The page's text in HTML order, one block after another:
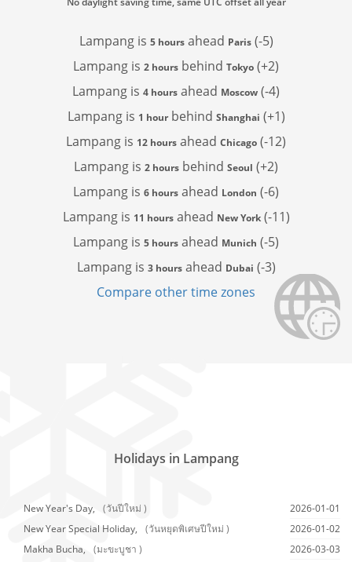
Lampang is 5 hoursahead Paris(-5)
Lampang is 2 hours behind Tokyo (+2)
Lampang is 4 hours ahead Moscow (-4)
Lampang is 1 hourbehind Shanghai (+1)
Lampang is 12 hours ahead Chicago (-12)
Lampang is 2 hours behind Seoul (+2)
Lampang is 6 hours ahead London (-6)
Lampang is 11 hoursahead New York(-11)
Lampang is 5 hours ahead Munich (-5)
Lampang is 3 hoursahead Dubai (-3)
Compare other time zones
Holidays in Lampang
New Year's Day, (วันปีใหม่ )
2026-01-01
New Year Special Holiday,
(วันหยุดพิเศษปีใหม่ )
2026-01-02
Makha Bucha,
(มะขะบูชา )
2026-03-03